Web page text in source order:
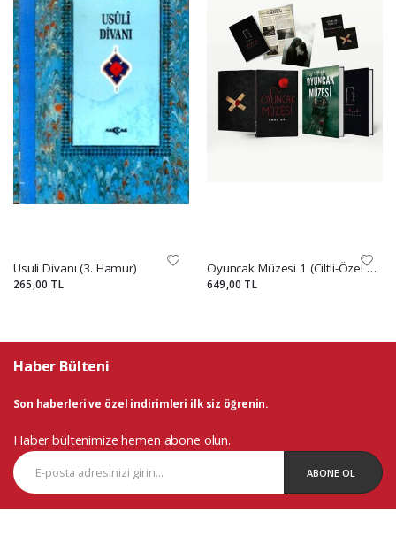
Usuli Divanı (3. Hamur)
265,00 TL
Oyuncak Müzesi 1 (Ciltli-Özel Kutulu Set)
649,00 TL
Haber Bülteni
Son haberleri ve özel indirimleri ilk siz öğrenin.
Haber bültenimize hemen abone olun.
ABONE OL